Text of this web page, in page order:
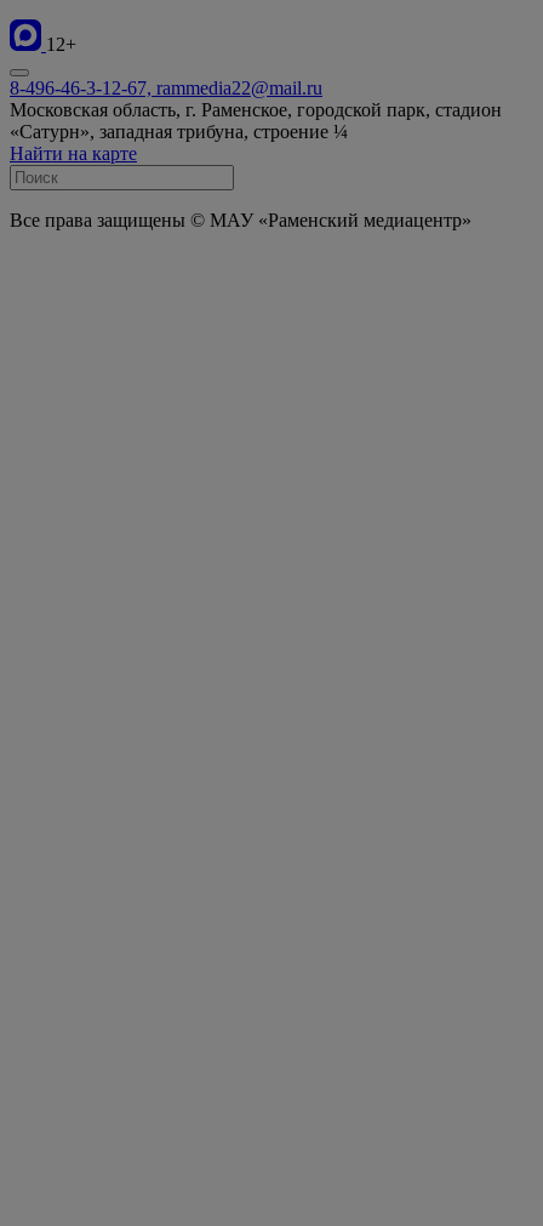
12+
8-496-46-3-12-67, rammedia22@mail.ru
Московская область, г. Раменское, городской парк, стадион
«Сатурн», западная трибуна, строение ¼
Найти на карте
Все права защищены © МАУ «Раменский медиацентр»